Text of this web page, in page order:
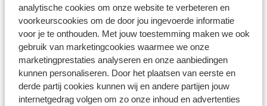
analytische cookies om onze website te verbeteren en
voorkeurscookies om de door jou ingevoerde informatie
voor je te onthouden. Met jouw toestemming maken we ook
gebruik van marketingcookies waarmee we onze
marketingprestaties analyseren en onze aanbiedingen
kunnen personaliseren. Door het plaatsen van eerste en
derde partij cookies kunnen wij en andere partijen jouw
internetgedrag volgen om zo onze inhoud en advertenties
Aqua Hotel Silhouette & Spa (logies/ontbijt) -
adults only
AQUA Hotel Silhouette & Spa - adults only
Sumus Hotel Monteplaya & Spa - adults only